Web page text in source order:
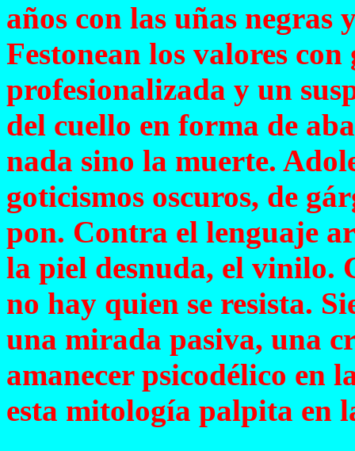
años con las uñas negras
Festonean los valores
profesionalizada y un
del cuello en forma de
nada sino la muerte.
goticismos oscuros, de
pon. Contra el lenguaje
la piel desnuda, el vinilo.
no hay quien se resista.
una mirada pasiva, una
amanecer psicodélico en
esta mitología palpita en